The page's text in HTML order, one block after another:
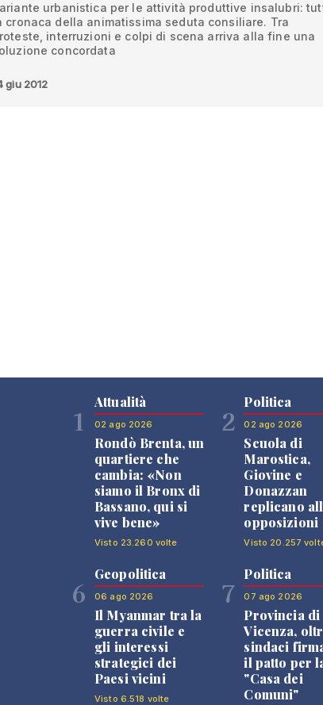
urbanistica per le attività produttive insalubri:
cronaca della animatissima seduta consiliare. Tra
interruzioni e colpi di scena arriva alla fine una
concordata
giu 2012
1
Attualità
02 ago 2026
Rondò Brenta, un
quartiere che
cambia: «Non
siamo il Bronx di
Bassano, qui si
vive bene»
Visto 23.260 volte
2
Politica
02 ago 2026
Scuola di
Marostica,
Giovine e
Donazzan
replicano
opposizioni
Visto 20.257
6
Geopolitica
06 ago 2026
Il Myanmar tra la
guerra civile e
gli interessi
strategici dei
Paesi vicini
Visto 6.518 volte
7
Politica
07 ago 2026
Provincia di
Vicenza,
sindaci
il patto per
"Casa dei
Comuni"